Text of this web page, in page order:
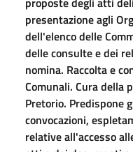
presentazione agli
dell'elenco delle
delle consulte e dei
nomina. Raccolta e
Comunali. Cura della
Pretorio. Predispone
convocazioni,
relative all'accesso